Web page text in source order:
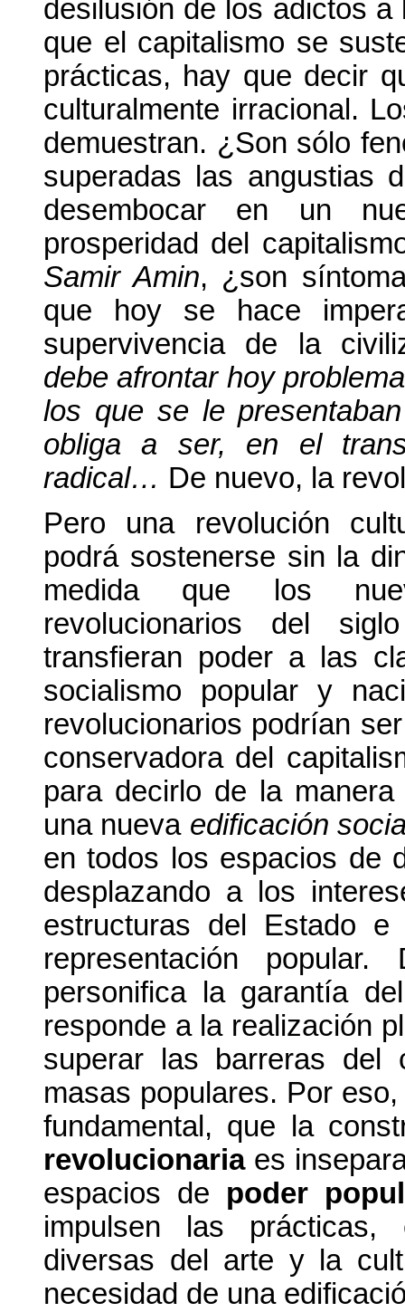
desilusión de los adictos
que el capitalismo se
prácticas, hay que decir
culturalmente irracional.
demuestran. ¿Son sólo
superadas las angustias
desembocar en un
prosperidad del
Samir Amin, ¿son
que hoy se hace
supervivencia de la
debe afrontar hoy
los que se le
obliga a ser, en el
radical… De nuevo, la
Pero una revolución
podrá sostenerse sin la
medida que los
revolucionarios del
transfieran poder a las
socialismo popular y
revolucionarios podrían
conservadora del
para decirlo de la
una nueva edificación
en todos los espacios de
desplazando a los
estructuras del Estado e
representación
personifica la garantía
responde a la realización
superar las barreras del
masas populares. Por
fundamental, que la
revolucionariaes
espacios de poder
impulsen las prácticas,
diversas del arte y la
necesidad de una